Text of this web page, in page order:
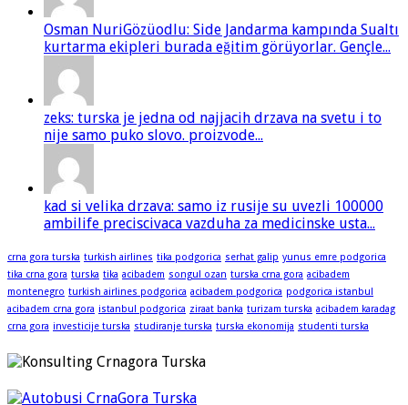
Osman NuriGözüodlu: Side Jandarma kampında Sualtı
kurtarma ekipleri burada eğitim görüyorlar. Gençle...
zeks: turska je jedna od najjacih drzava na svetu i to
nije samo puko slovo. proizvode...
kad si velika drzava: samo iz rusije su uvezli 100000
ambilife preciscivaca vazduha za medicinske usta...
crna gora turska turkish airlines tika podgorica serhat galip yunus emre podgorica
tika crna gora turska tika acibadem songul ozan turska crna gora acibadem
montenegro turkish airlines podgorica acibadem podgorica podgorica istanbul
acibadem crna gora istanbul podgorica ziraat banka turizam turska acibadem karadag
crna gora investicije turska studiranje turska turska ekonomija studenti turska